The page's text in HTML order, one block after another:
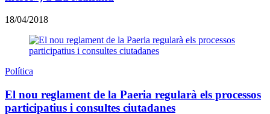
18/04/2018
Política
El nou reglament de la Paeria regularà els processos
participatius i consultes ciutadanes